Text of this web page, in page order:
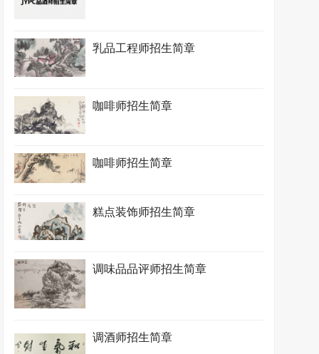
乳品工程师招生简章
咖啡师招生简章
咖啡师招生简章
糕点装饰师招生简章
调味品品评师招生简章
调酒师招生简章